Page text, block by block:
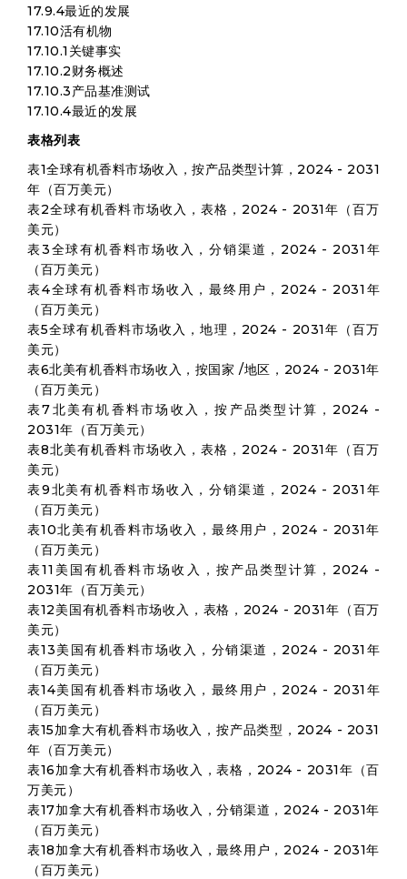
17.9.4最近的发展
17.10活有机物
17.10.1关键事实
17.10.2财务概述
17.10.3产品基准测试
17.10.4最近的发展
表格列表
表1全球有机香料市场收入，按产品类型计算，2024 - 2031
年（百万美元）
表2全球有机香料市场收入，表格，2024 - 2031年（百万
美元）
表3全球有机香料市场收入，分销渠道，2024 - 2031年
（百万美元）
表4全球有机香料市场收入，最终用户，2024 - 2031年
（百万美元）
表5全球有机香料市场收入，地理，2024 - 2031年（百万
美元）
表6北美有机香料市场收入，按国家 /地区，2024 - 2031年
（百万美元）
表7北美有机香料市场收入，按产品类型计算，2024 -
2031年（百万美元）
表8北美有机香料市场收入，表格，2024 - 2031年（百万
美元）
表9北美有机香料市场收入，分销渠道，2024 - 2031年
（百万美元）
表10北美有机香料市场收入，最终用户，2024 - 2031年
（百万美元）
表11美国有机香料市场收入，按产品类型计算，2024 -
2031年（百万美元）
表12美国有机香料市场收入，表格，2024 - 2031年（百万
美元）
表13美国有机香料市场收入，分销渠道，2024 - 2031年
（百万美元）
表14美国有机香料市场收入，最终用户，2024 - 2031年
（百万美元）
表15加拿大有机香料市场收入，按产品类型，2024 - 2031
年（百万美元）
表16加拿大有机香料市场收入，表格，2024 - 2031年（百
万美元）
表17加拿大有机香料市场收入，分销渠道，2024 - 2031年
（百万美元）
表18加拿大有机香料市场收入，最终用户，2024 - 2031年
（百万美元）